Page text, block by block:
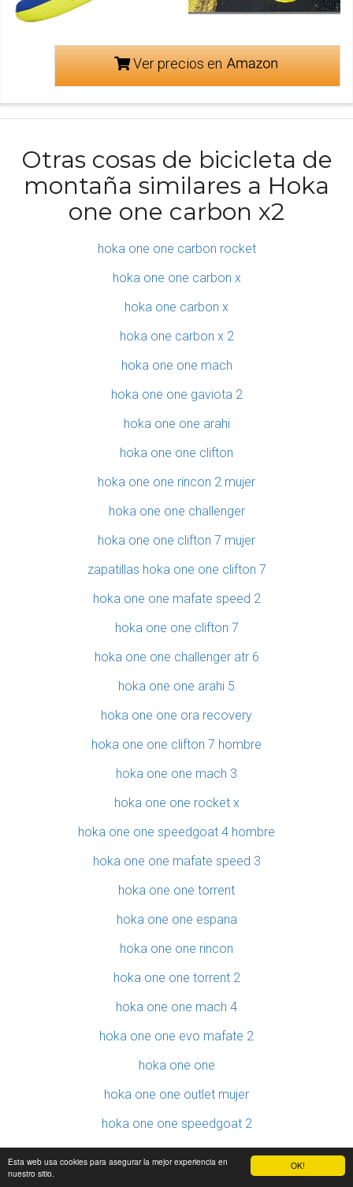
OK!
Esta web usa cookies para asegurar la mejor experiencia en
nuestro sitio.
Ver precios en
Otras cosas de bicicleta de
montaña similares a Hoka
one one carbon x2
hoka one one carbon rocket
hoka one one carbon x
hoka one carbon x
hoka one carbon x 2
hoka one one mach
hoka one one gaviota 2
hoka one one arahi
hoka one one clifton
hoka one one rincon 2 mujer
hoka one one challenger
hoka one one clifton 7 mujer
zapatillas hoka one one clifton 7
hoka one one mafate speed 2
hoka one one clifton 7
hoka one one challenger atr 6
hoka one one arahi 5
hoka one one ora recovery
hoka one one clifton 7 hombre
hoka one one mach 3
hoka one one rocket x
hoka one one speedgoat 4 hombre
hoka one one mafate speed 3
hoka one one torrent
hoka one one espana
hoka one one rincon
hoka one one torrent 2
hoka one one mach 4
hoka one one evo mafate 2
hoka one one
hoka one one outlet mujer
hoka one one speedgoat 2
hoka one one bondi 7 hombre